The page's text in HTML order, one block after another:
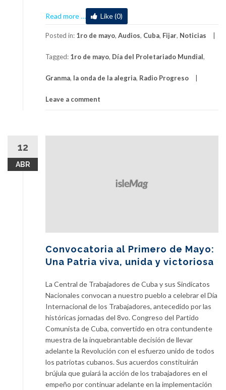
Read more
about
Realizarán
múltiples
por
1ro
Mayo
… Like (0)
Posted in: 1ro de mayo, Audios, Cuba, Fijar, Noticias
Tagged: 1ro de mayo, Día del Proletariado Mundial,
Granma, la onda de la alegria, Radio Progreso
Leave a comment
12
ABR
Convocatoria al Primero de Mayo:
Una Patria viva, unida y victoriosa
La Central de Trabajadores de Cuba y sus Sindicatos
Nacionales convocan a nuestro pueblo a celebrar el Día
Internacional de los Trabajadores, antecedido por las
históricas jornadas del 8vo. Congreso del Partido
Comunista de Cuba, convertido en otra contundente
muestra de la inquebrantable decisión de llevar
adelante la Revolución con el esfuerzo unido de todos
los patriotas cubanos. Sus acuerdos constituirán
brújula que guiará la acción de los trabajadores en el
empeño por continuar adelante en la implementación